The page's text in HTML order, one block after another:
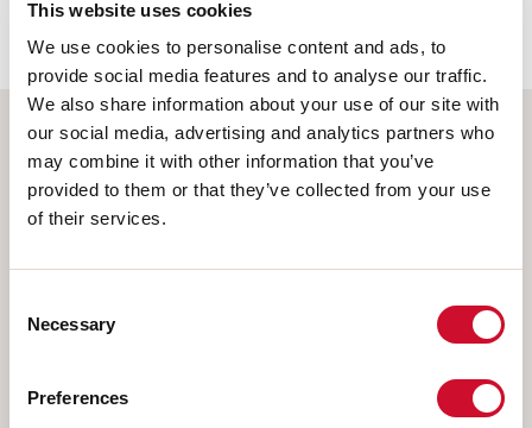
This website uses cookies
We use cookies to personalise content and ads, to
provide social media features and to analyse our traffic.
We also share information about your use of our site with
our social media, advertising and analytics partners who
may combine it with other information that you’ve
provided to them or that they’ve collected from your use
of their services.
Selection
Necessary
Preferences
62778:2014.
Selecteer uw product
PLAFOND